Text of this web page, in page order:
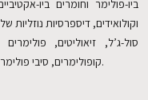
ביו-פולימר וחומרים ביו-
וקולואידים, דיספרסיות
סול-ג’ל, זיאוליטים,
קופולימרים, סיבי פולימר (כולל ננו-סיבים), חומרים מרוכבים (וננו-מרוכבים).